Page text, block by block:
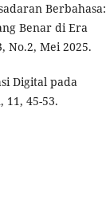
Berbahasa:
Benar di Era
No.2, Mei 2025.
Digital pada
11, 45-53.